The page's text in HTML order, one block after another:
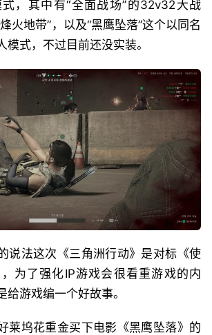
，其中有“全面战场”的32v32大战
火地带”，以及“黑鹰坠落”这个以同名
模式，不过目前还没实装。
说法这次《三角洲行动》是对标《使
为了强化IP游戏会很看重游戏的内
给游戏编一个好故事。
莱坞花重金买下电影《黑鹰坠落》的